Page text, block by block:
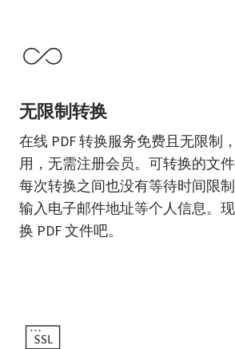
无限制转换
在线 PDF 转换服务免费且无限制
用，无需注册会员。可转换的文
每次转换之间也没有等待时间限
输入电子邮件地址等个人信息。
换 PDF 文件吧。